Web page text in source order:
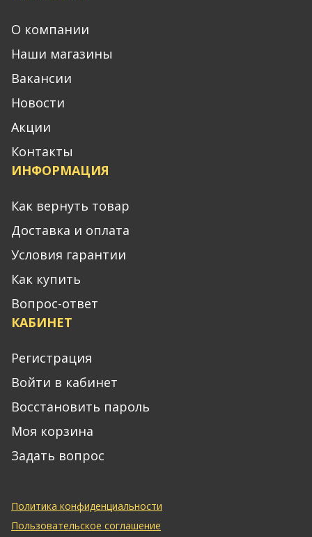
О компании
Наши магазины
Вакансии
Новости
Акции
Контакты
ИНФОРМАЦИЯ
Как вернуть товар
Доставка и оплата
Условия гарантии
Как купить
Вопрос-ответ
КАБИНЕТ
Регистрация
Войти в кабинет
Восстановить пароль
Моя корзина
Задать вопрос
Политика конфиденциальности
Пользовательское соглашение